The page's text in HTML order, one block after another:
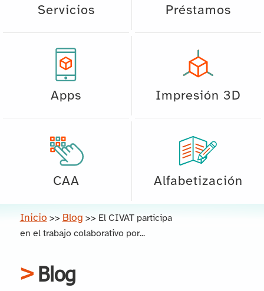
Servicios Préstamos
Apps Impresión 3D
CAA Alfabetización
Inicio >> Blog >> El CIVAT participa
en el trabajo colaborativo por...
Blog